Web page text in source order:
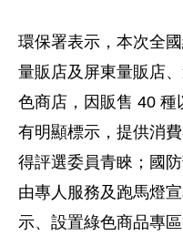
環保署表示，本次全
量販店及屏東量販店
色商店，因販售 40
有明顯標示，提供消
得評選委員青睞；國
由專人服務及跑馬燈
示、設置綠色商品專